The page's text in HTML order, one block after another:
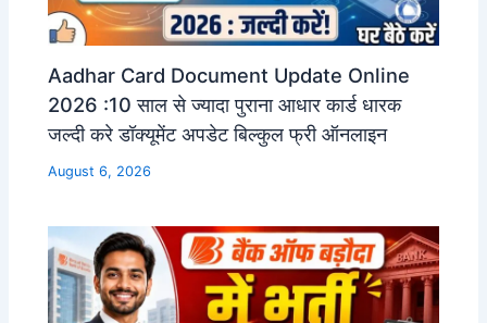
Aadhar Card Document Update Online
2026 :10 साल से ज्यादा पुराना आधार कार्ड धारक
जल्दी करे डॉक्यूमेंट अपडेट बिल्कुल फ्री ऑनलाइन
August 6, 2026